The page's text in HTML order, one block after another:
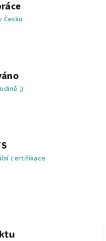
Česku
;)
certifikace